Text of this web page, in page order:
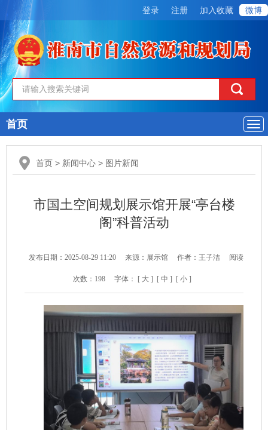
登录 注册 加入收藏 微博
导
航
首页
首页 > 新闻中心 > 图片新闻
市国土空间规划展示馆开展“亭台楼
阁”科普活动
发布日期：2025-08-29 11:20 来源：展示馆 作者：王子洁 阅读
次数： 198 字体： [ 大 ] [ 中 ] [ 小 ]